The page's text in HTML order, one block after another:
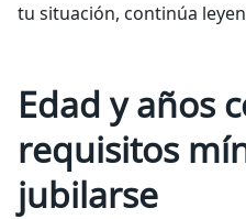
tu situación, continúa
Edad y años
requisitos
jubilarse